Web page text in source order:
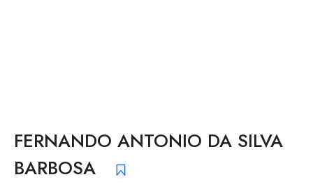
FERNANDO ANTONIO DA SILVA
BARBOSA